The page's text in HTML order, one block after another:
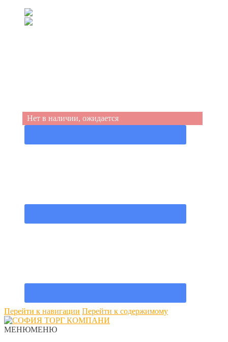
Перейти к навигации Перейти к содержимому
МЕНЮМЕНЮ